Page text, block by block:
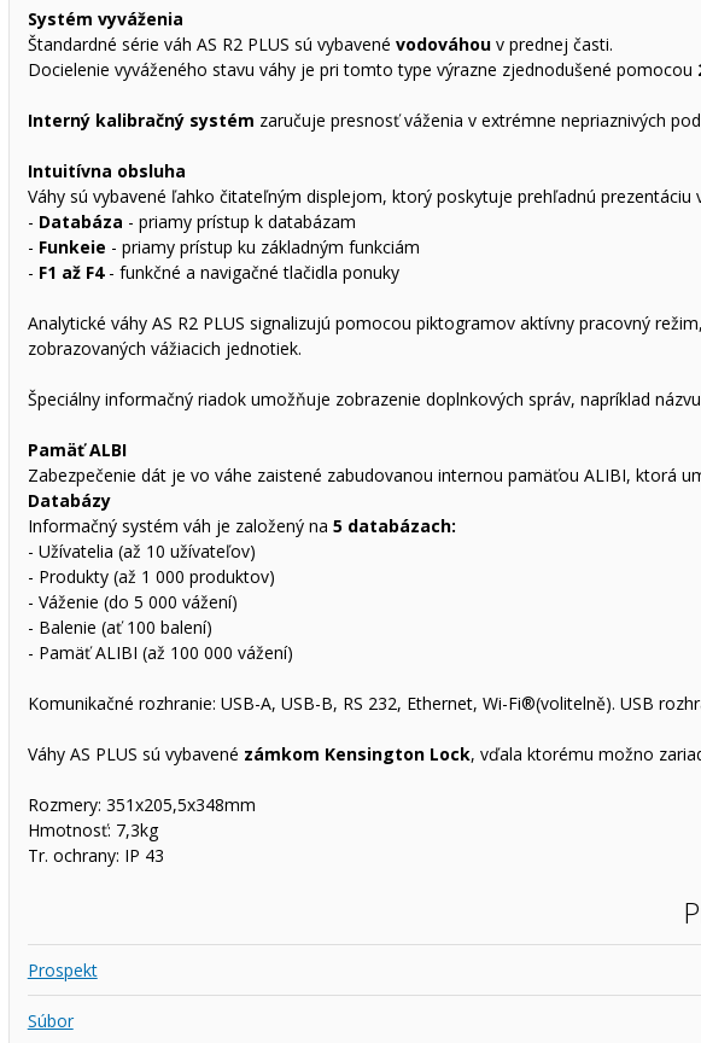
Systém vyváženia
Štandardné série váh AS R2 PLUS sú vybavené vodováhouv prednej časti.
Docielenie vyváženého stavu váhy je pri tomto type výrazne zjednodušené pomocou
Interný kalibračný systém zaručuje presnosť váženia v extrémne nepriaznivých
Intuitívna obsluha
Váhy sú vybavené ľahko čitateľným displejom, ktorý poskytuje prehľadnú
- Databáza - priamy prístup k databázam
- Funkeie - priamy prístup ku základným funkciám
- F1 až F4- funkčné a navigačné tlačidla ponuky
Analytické váhy AS R2 PLUS signalizujú pomocou piktogramov aktívny pracovný
zobrazovaných vážiacich jednotiek.
Špeciálny informačný riadok umožňuje zobrazenie doplnkových správ, napríklad
Pamäť ALBI
Zabezpečenie dát je vo váhe zaistené zabudovanou internou pamäťou ALIBI, ktorá
Databázy
Informačný systém váh je založený na 5 databázach:
- Užívatelia (až 10 užívateľov)
- Produkty (až 1 000 produktov)
- Váženie (do 5 000 vážení)
- Balenie (ať 100 balení)
- Pamäť ALIBI (až 100 000 vážení)
Komunikačné rozhranie: USB-A, USB-B, RS 232, Ethernet, Wi-Fi®(volitelně). USB
Váhy AS PLUS sú vybavené zámkom Kensington Lock, vďala ktorému možno
Rozmery: 351x205,5x348mm
Hmotnosť: 7,3kg
Tr. ochrany: IP 43
Prospekt
Súbor